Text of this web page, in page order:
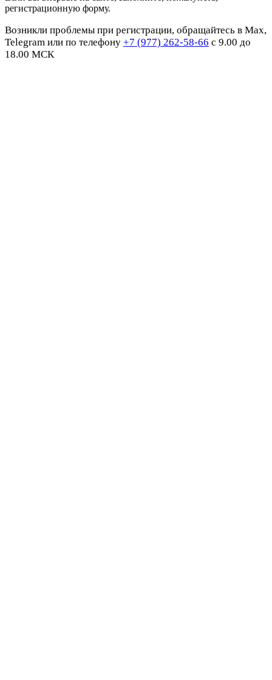
регистрационную форму.
Возникли проблемы при регистрации, обращайтесь в Max,
Telegram или по телефону +7 (977) 262-58-66 с 9.00 до
18.00 МСК